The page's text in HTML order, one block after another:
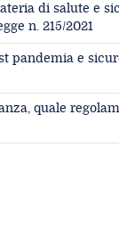
di salute e
n. 215/2021
pandemia e
quale